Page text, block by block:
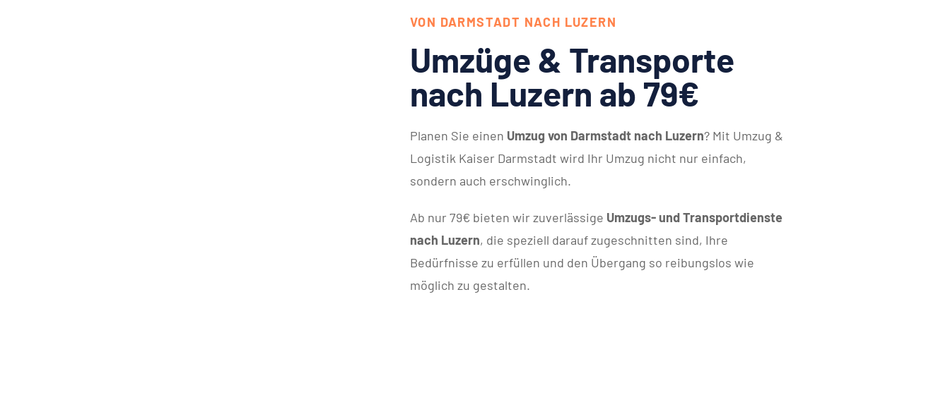
VON DARMSTADT NACH LUZERN
Umzüge & Transporte
nach Luzern ab 79€
Planen Sie einen Umzug von Darmstadt nach Luzern? Mit Umzug &
Logistik Kaiser Darmstadt wird Ihr Umzug nicht nur einfach,
sondern auch erschwinglich.
Ab nur 79€ bieten wir zuverlässige Umzugs- und Transportdienste
nach Luzern, die speziell darauf zugeschnitten sind, Ihre
Bedürfnisse zu erfüllen und den Übergang so reibungslos wie
möglich zu gestalten.